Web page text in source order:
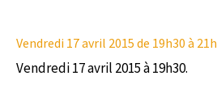
Vendredi 17 avril 2015 de 19h30 à 21h
Vendredi 17 avril 2015 à 19h30.